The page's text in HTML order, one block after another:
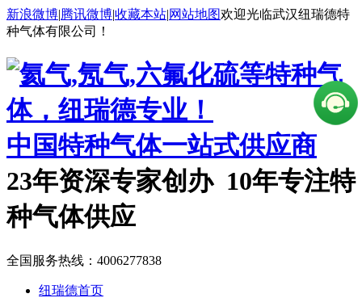
新浪微博|腾讯微博|收藏本站|网站地图欢迎光临武汉纽瑞德特
种气体有限公司！
中国特种气体一站式供应商
23年资深专家创办 10年专注特
种气体供应
全国服务热线： 4006277838
纽瑞德首页